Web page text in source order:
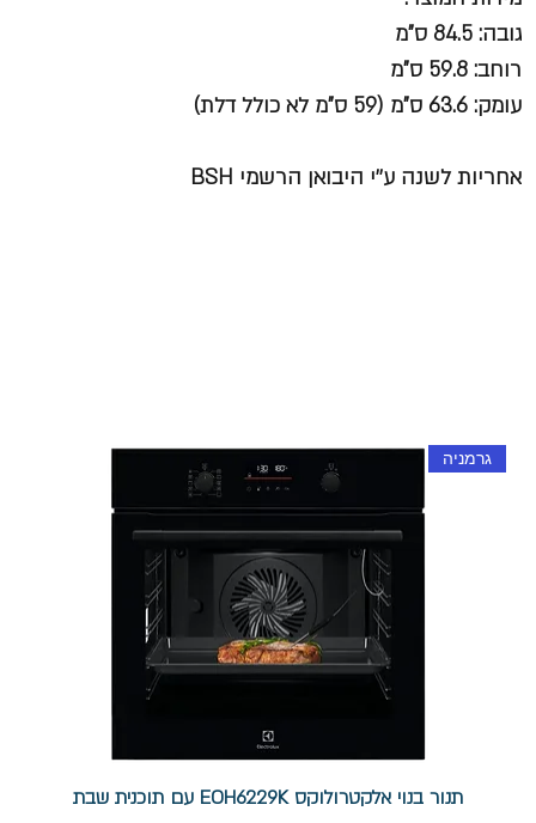
גובה: 84.5 ס"מ
רוחב: 59.8 ס"מ
עומק: 63.6 ס"מ (59 ס"מ לא כולל דלת)
אחריות לשנה ע׳׳י היבואן הרשמי BSH
גרמניה
תנור בנוי אלקטרולוקס EOH6229K עם תוכנית שבת